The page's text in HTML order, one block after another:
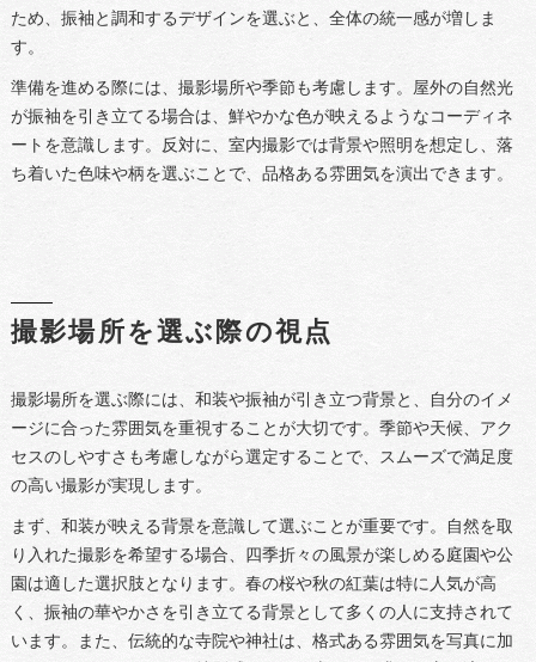
ため、振袖と調和するデザインを選ぶと、全体の統一感が増しま
す。
準備を進める際には、撮影場所や季節も考慮します。屋外の自然光
が振袖を引き立てる場合は、鮮やかな色が映えるようなコーディネ
ートを意識します。反対に、室内撮影では背景や照明を想定し、落
ち着いた色味や柄を選ぶことで、品格ある雰囲気を演出できます。
撮影場所を選ぶ際の視点
撮影場所を選ぶ際には、和装や振袖が引き立つ背景と、自分のイメ
ージに合った雰囲気を重視することが大切です。季節や天候、アク
セスのしやすさも考慮しながら選定することで、スムーズで満足度
の高い撮影が実現します。
まず、和装が映える背景を意識して選ぶことが重要です。自然を取
り入れた撮影を希望する場合、四季折々の風景が楽しめる庭園や公
園は適した選択肢となります。春の桜や秋の紅葉は特に人気が高
く、振袖の華やかさを引き立てる背景として多くの人に支持されて
います。また、伝統的な寺院や神社は、格式ある雰囲気を写真に加